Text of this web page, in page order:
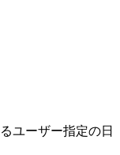
ユーザー指定の日